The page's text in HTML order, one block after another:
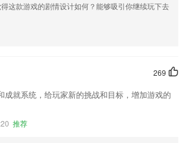
得这款游戏的剧情设计如何？能够吸引你继续玩下去
269
成就系统，给玩家新的挑战和目标，增加游戏的
推荐